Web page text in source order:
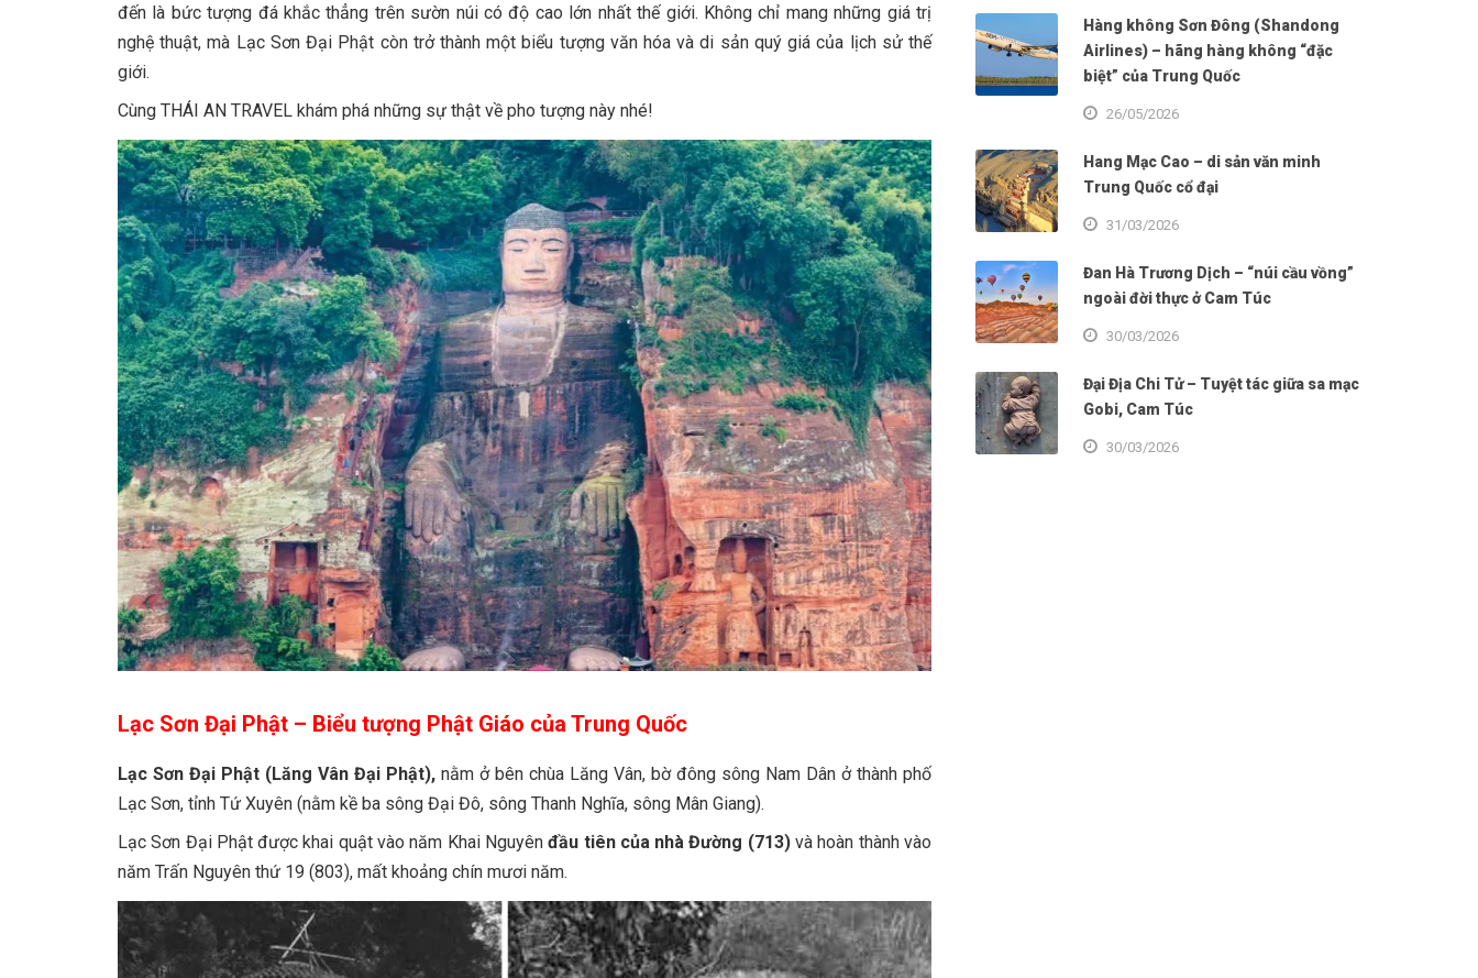
đến là bức tượng đá khắc thẳng trên sườn núi có độ cao lớn nhất thế giới. Không chỉ mang những giá trị
nghệ thuật, mà Lạc Sơn Đại Phật còn trở thành một biểu tượng văn hóa và di sản quý giá của lịch sử thế
giới.
Cùng THÁI AN TRAVEL khám phá những sự thật về pho tượng này nhé!
Lạc Sơn Đại Phật – Biểu tượng Phật Giáo của Trung Quốc
Lạc Sơn Đại Phật (Lăng Vân Đại Phật), nằm ở bên chùa Lăng Vân, bờ đông sông Nam Dân ở thành phố
Lạc Sơn, tỉnh Tứ Xuyên (nằm kề ba sông Đại Đô, sông Thanh Nghĩa, sông Mân Giang).
Lạc Sơn Đại Phật được khai quật vào năm Khai Nguyênđầu tiên của nhà Đường (713)và hoàn thành vào
năm Trấn Nguyên thứ 19 (803), mất khoảng chín mươi năm.
Hàng không Sơn Đông (Shandong
Airlines) – hãng hàng không “đặc
biệt” của Trung Quốc
26/05/2026
Hang Mạc Cao – di sản văn minh
Trung Quốc cổ đại
31/03/2026
Đan Hà Trương Dịch – “núi cầu vồng”
ngoài đời thực ở Cam Túc
30/03/2026
Đại Địa Chi Tử – Tuyệt tác giữa sa mạc
Gobi, Cam Túc
30/03/2026